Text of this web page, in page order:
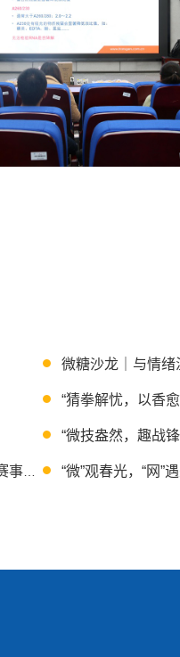
微糖沙龙｜与情绪
“猜拳解忧，以香
赛场逐风竞锋芒,聚力拼搏创佳绩|研究院多项校级体育赛事捷报频传 “微”观春光，“网”